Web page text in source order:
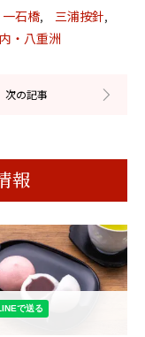
一石橋, 三浦按針,
・八重洲
報